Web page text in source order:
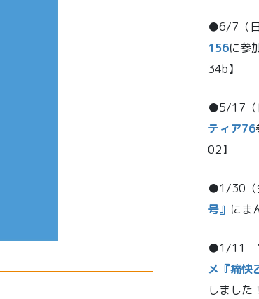
●6/7（日
156に参
34b】
●5/17（
ティア76
02】
●1/30（
号』 にま
●1/11
メ『痛快
しました！